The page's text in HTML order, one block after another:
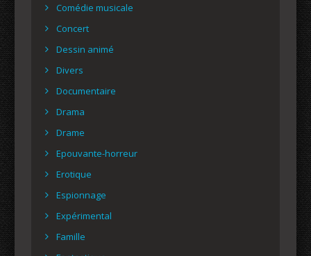
Comédie musicale
Concert
Dessin animé
Divers
Documentaire
Drama
Drame
Epouvante-horreur
Erotique
Espionnage
Expérimental
Famille